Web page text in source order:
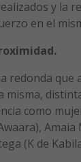
y la
en el
redonda
misma,
como
(K de